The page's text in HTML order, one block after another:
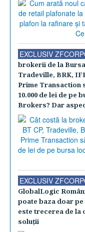
EXCLUSIV
brokerii de la Bursa
Tradeville, BRK,
Prime Transaction
10.000 de lei de pe
Brokers? Dar
EXCLUSIV
GlobalLogic
poate baza doar
este trecerea de la
soluţii